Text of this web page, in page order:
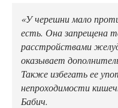
«У черешни мало
есть. Она запрещена
расстройствами
оказывает
Также избегать ее
непроходимости
Бабич.